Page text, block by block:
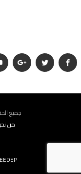
جميع
من